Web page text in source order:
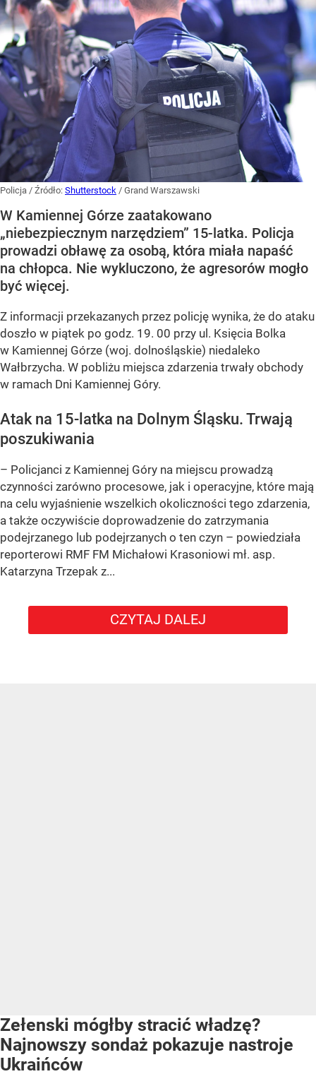
Policja / Źródło: Shutterstock / Grand Warszawski
W Kamiennej Górze zaatakowano
„niebezpiecznym narzędziem” 15-latka. Policja
prowadzi obławę za osobą, która miała napaść
na chłopca. Nie wykluczono, że agresorów mogło
być więcej.
Z informacji przekazanych przez policję wynika, że do ataku
doszło w piątek po godz. 19. 00 przy ul. Księcia Bolka
w Kamiennej Górze (woj. dolnośląskie) niedaleko
Wałbrzycha. W pobliżu miejsca zdarzenia trwały obchody
w ramach Dni Kamiennej Góry.
Atak na 15-latka na Dolnym Śląsku. Trwają
poszukiwania
– Policjanci z Kamiennej Góry na miejscu prowadzą
czynności zarówno procesowe, jak i operacyjne, które mają
na celu wyjaśnienie wszelkich okoliczności tego zdarzenia,
a także oczywiście doprowadzenie do zatrzymania
podejrzanego lub podejrzanych o ten czyn – powiedziała
reporterowi RMF FM Michałowi Krasoniowi mł. asp.
Katarzyna Trzepak z...
CZYTAJ DALEJ
Zełenski mógłby stracić władzę?
Najnowszy sondaż pokazuje nastroje
Ukraińców